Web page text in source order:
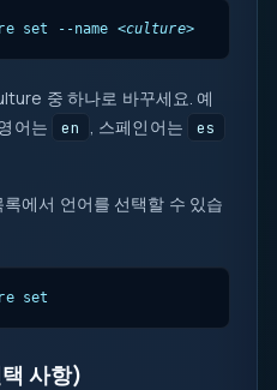
set --name <culture>
중 하나로 바꾸세요. 예
영어는 en , 스페인어는 es
에서 언어를 선택할 수 있습
set
사항)